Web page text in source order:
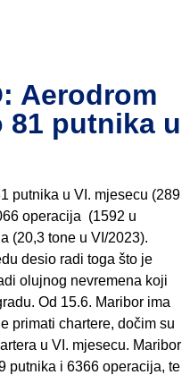
Aerodrom
81 putnika u
putnika u VI. mjesecu (289
operacija (1592 u
(20,3 tone u VI/2023).
desio radi toga što je
olujnog nevremena koji
Od 15.6. Maribor ima
primati chartere, dočim su
u VI. mjesecu. Maribor
putnika i 6366 operacija, te